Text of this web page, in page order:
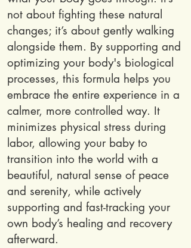
not about fighting these natural
changes; it’s about gently walking
alongside them. By supporting and
optimizing your body's biological
processes, this formula helps you
embrace the entire experience in a
calmer, more controlled way. It
minimizes physical stress during
labor, allowing your baby to
transition into the world with a
beautiful, natural sense of peace
and serenity, while actively
supporting and fast-tracking your
own body’s healing and recovery
afterward.